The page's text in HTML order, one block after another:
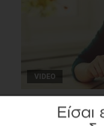
VIDEO
Αναζητώντας την